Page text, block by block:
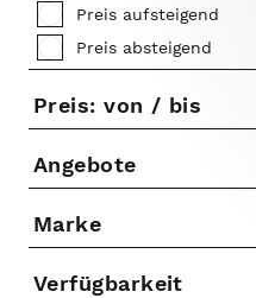
Preis aufsteigend
Preis absteigend
Preis: von / bis
Angebote
Nur Angebote anzeigen
Marke
Colnago
Verfügbarkeit